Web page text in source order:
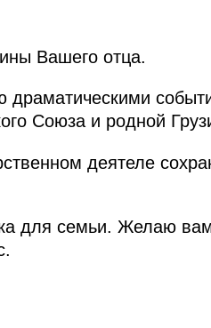
Вашего отца.
Союза и родной
деятеле
для семьи. Желаю